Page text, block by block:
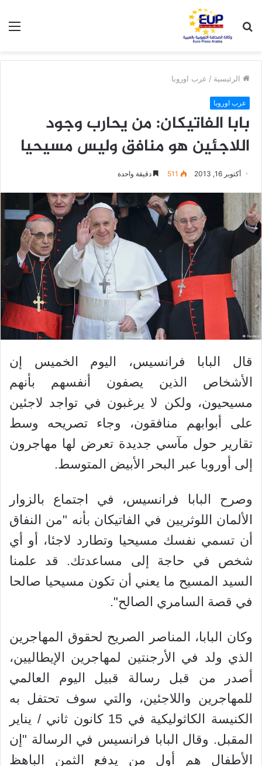
عن
الرئيسية / عرب اوروبا
عرب اوروبا
بابا الفاتيكان: من يحارب وجود
اللاجئين هو منافق وليس مسيحيا
أكتوبر 16, 2013 511 دقيقة واحدة
قال البابا فرانسيس، اليوم الخميس إن
الأشخاص الذين يصفون أنفسهم بأنهم
مسيحيون، ولكن لا يرغبون في تواجد لاجئين
على أبوابهم منافقون، وجاء تصريحه وسط
تقارير حول مآسي جديدة تعرض لها مهاجرون
إلى أوروبا عبر البحر الأبيض المتوسط.
وصرح البابا فرانسيس، في اجتماع بالزوار
الألمان اللوثريين في الفاتيكان بأنه "من النفاق
أن تسمي نفسك مسيحيا وتطارد لاجئا، أو أي
شخص في حاجة إلى مساعدتك. قد علمنا
السيد المسيح ما يعني أن تكون مسيحيا صالحا
في قصة السامري الصالح".
وكان البابا، المناصر الصريح لحقوق المهاجرين
الذي ولد في الأرجنتين لمهاجرين الإيطاليين،
أصدر من قبل رسالة قبيل اليوم العالمي
للمهاجرين واللاجئين، والتي سوف تحتفل به
الكنيسة الكاثوليكية في 15 كانون ثاني / يناير
المقبل. وقال البابا فرانسيس في الرسالة "إن
الأطفال هم أول من يدفع الثمن الباهظ